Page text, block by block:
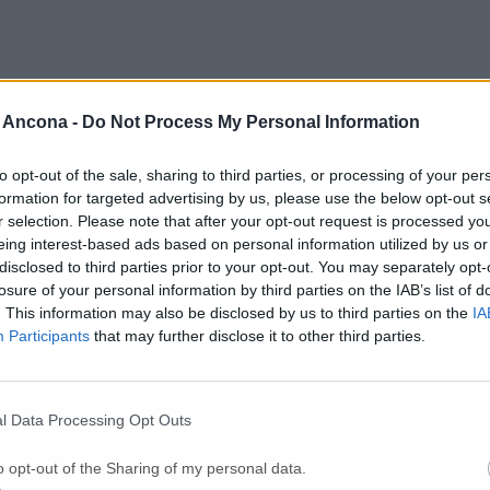
- Do Not Process My Personal Information
opt-out of the sale, sharing to third parties, or processing of your
for targeted advertising by us, please use the below opt-out
selection. Please note that after your opt-out request is processed
interest-based ads based on personal information utilized by us
to third parties prior to your opt-out. You may separately
of your personal information by third parties on the IAB’s list of
This information may also be disclosed by us to third parties on the
Participants that may further disclose it to other third parties.
Data Processing Opt Outs
opt-out of the Sharing of my personal data.
Per poter lasciare o votare un commento devi essere registrato.
Effettua l'accesso
oppure registrati